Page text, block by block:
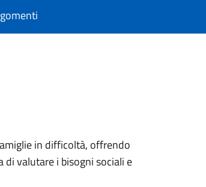
in difficoltà, offrendo
di valutare i bisogni sociali e